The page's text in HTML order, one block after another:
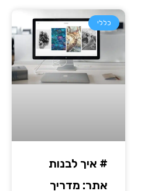
כללי
# איך לבנות
אתר: מדריך